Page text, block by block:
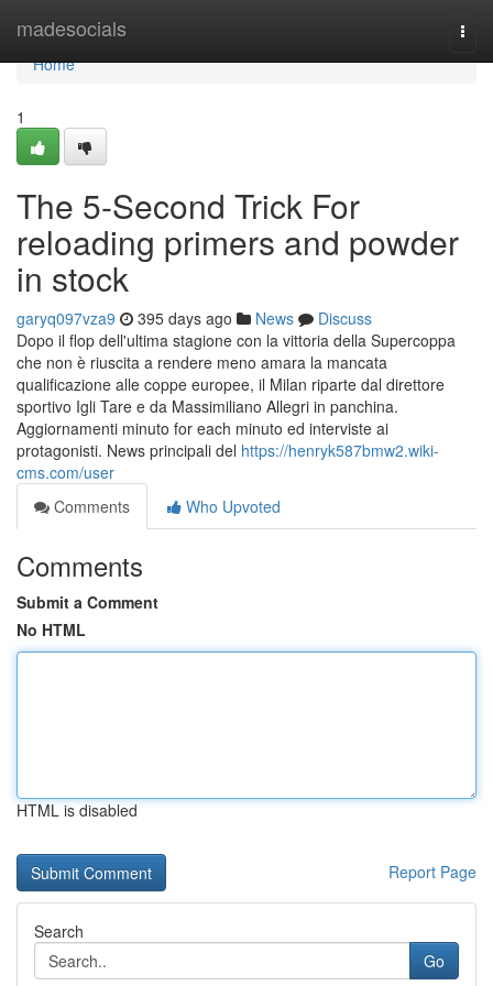
madesocials
Home
Home
1
The 5-Second Trick For
reloading primers and powder
in stock
garyq097vza9 395 days ago News
Discuss
Dopo il flop dell'ultima stagione con la vittoria della Supercoppa
che non è riuscita a rendere meno amara la mancata
qualificazione alle coppe europee, il Milan riparte dal direttore
sportivo Igli Tare e da Massimiliano Allegri in panchina.
Aggiornamenti minuto for each minuto ed interviste ai
protagonisti. News principali del https://henryk587bmw2.wiki-
cms.com/user
Comments
Who Upvoted
Comments
Submit a Comment
No HTML
HTML is disabled
Report Page
Search
Go